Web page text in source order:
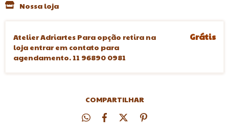
Nossa loja
Atelier Adriartes Para opção retira na
loja entrar em contato para
agendamento. 11 96890 0981
Grátis
COMPARTILHAR